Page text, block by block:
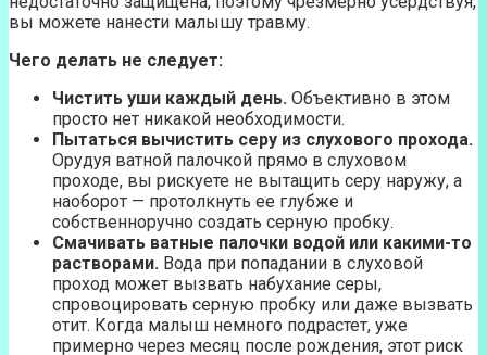
вы можете нанести малышу травму.
Чего делать не следует:
Чистить уши каждый день. Объективно в этом
просто нет никакой необходимости.
Пытаться вычистить серу из слухового прохода.
Орудуя ватной палочкой прямо в слуховом
проходе, вы рискуете не вытащить серу наружу, а
наоборот — протолкнуть ее глубже и
собственноручно создать серную пробку.
Смачивать ватные палочки водой или какими-то
растворами. Вода при попадании в слуховой
проход может вызвать набухание серы,
спровоцировать серную пробку или даже вызвать
отит. Когда малыш немного подрастет, уже
примерно через месяц после рождения, этот риск